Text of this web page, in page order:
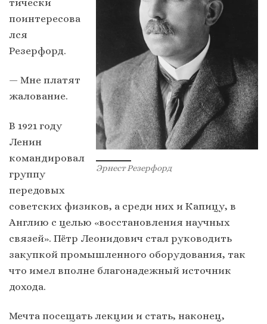
Эрнест Резерфорд
тически
поинтересова
лся
Резерфорд.
— Мне платят
жалование.
В 1921 году
Ленин
командировал
группу
передовых
советских физиков, а среди них и Капицу, в
Англию с целью «восстановления научных
связей». Пётр Леонидович стал руководить
закупкой промышленного оборудования, так
что имел вполне благонадежный источник
дохода.
Мечта посещать лекции и стать, наконец,